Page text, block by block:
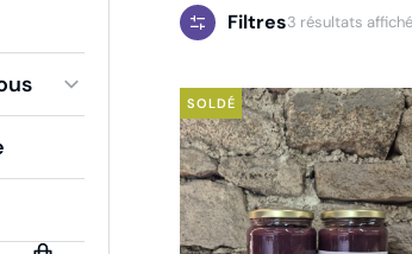
Filtres3 résultats
SOLDÉ